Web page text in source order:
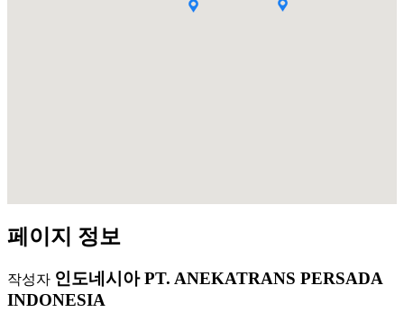
페이지 정보
작성자 인도네시아 PT. ANEKATRANS PERSADA
INDONESIA